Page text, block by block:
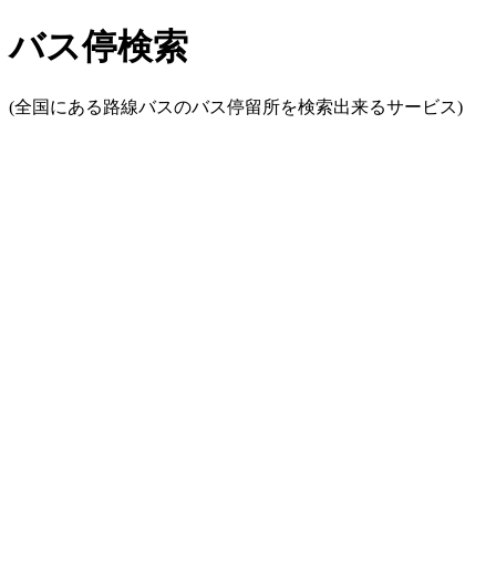
バス停検索
(全国にある路線バスのバス停留所を検索出来るサービス)